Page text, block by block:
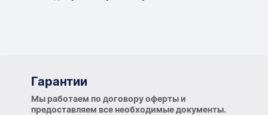
Гарантии
Мы работаем по договору оферты и
предоставляем все необходимые документы.